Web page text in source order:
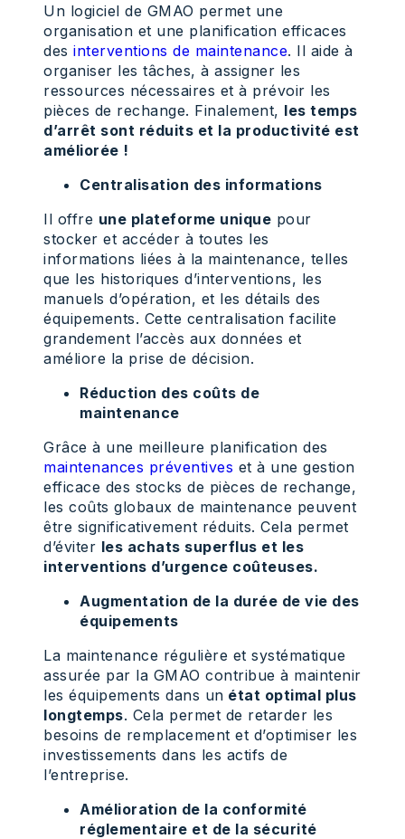
Un logiciel de GMAO permet une
organisation et une planification efficaces
des interventions de maintenance. Il aide à
organiser les tâches, à assigner les
ressources nécessaires et à prévoir les
pièces de rechange. Finalement, les temps
d’arrêt sont réduits et la productivité est
améliorée !
Centralisation des informations
Il offre une plateforme unique pour
stocker et accéder à toutes les
informations liées à la maintenance, telles
que les historiques d’interventions, les
manuels d’opération, et les détails des
équipements. Cette centralisation facilite
grandement l’accès aux données et
améliore la prise de décision.
Réduction des coûts de
maintenance
Grâce à une meilleure planification des
maintenances préventives et à une gestion
efficace des stocks de pièces de rechange,
les coûts globaux de maintenance peuvent
être significativement réduits. Cela permet
d’éviter les achats superflus et les
interventions d’urgence coûteuses.
Augmentation de la durée de vie des
équipements
La maintenance régulière et systématique
assurée par la GMAO contribue à maintenir
les équipements dans un état optimal plus
longtemps. Cela permet de retarder les
besoins de remplacement et d’optimiser les
investissements dans les actifs de
l’entreprise.
Amélioration de la conformité
réglementaire et de la sécurité